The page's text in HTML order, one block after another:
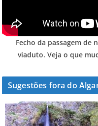
Fecho da passagem de
viaduto. Veja o que
Sugestões fora do